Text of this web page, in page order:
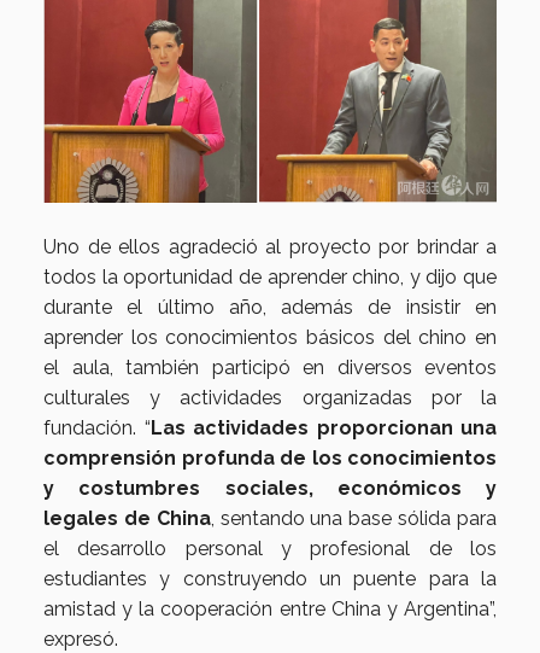
Uno de ellos agradeció al proyecto por brindar a
todos la oportunidad de aprender chino, y dijo que
durante el último año, además de insistir en
aprender los conocimientos básicos del chino en
el aula, también participó en diversos eventos
culturales y actividades organizadas por la
fundación. “Las actividades proporcionan una
comprensión profunda de los conocimientos
y costumbres sociales, económicos y
legales de China, sentando una base sólida para
el desarrollo personal y profesional de los
estudiantes y construyendo un puente para la
amistad y la cooperación entre China y Argentina”,
expresó.